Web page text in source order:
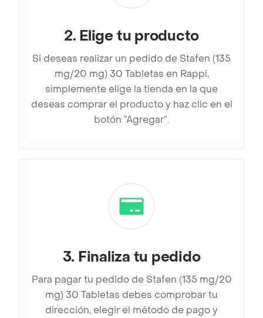
2. Elige tu producto
Si deseas realizar un pedido de Stafen (135
mg/20 mg) 30 Tabletas en Rappi,
simplemente elige la tienda en la que
deseas comprar el producto y haz clic en el
botón “Agregar”.
3. Finaliza tu pedido
Para pagar tu pedido de Stafen (135 mg/20
mg) 30 Tabletas debes comprobar tu
dirección, elegir el método de pago y